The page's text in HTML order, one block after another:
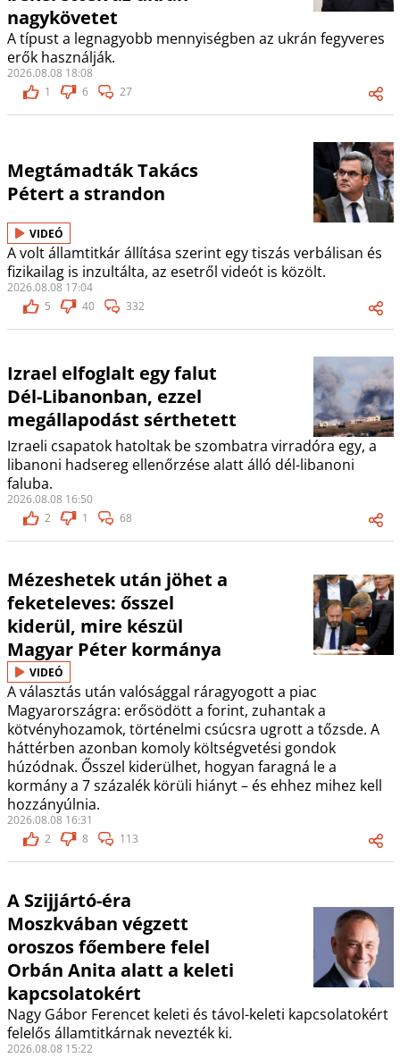
nagykövetet
A típust a legnagyobb mennyiségben az ukrán fegyveres
erők használják.
2026.08.08 18:08
1
6 27
Megtámadták Takács
Pétert a strandon
VIDEÓ
A volt államtitkár állítása szerint egy tiszás verbálisan és
fizikailag is inzultálta, az esetről videót is közölt.
2026.08.08 17:04
5
40 332
Izrael elfoglalt egy falut
Dél-Libanonban, ezzel
megállapodást sérthetett
Izraeli csapatok hatoltak be szombatra virradóra egy, a
libanoni hadsereg ellenőrzése alatt álló dél-libanoni
faluba.
2026.08.08 16:50
2
1 68
Mézeshetek után jöhet a
feketeleves: ősszel
kiderül, mire készül
Magyar Péter kormánya
VIDEÓ
A választás után valósággal ráragyogott a piac
Magyarországra: erősödött a forint, zuhantak a
kötvényhozamok, történelmi csúcsra ugrott a tőzsde. A
háttérben azonban komoly költségvetési gondok
húzódnak. Ősszel kiderülhet, hogyan faragná le a
kormány a 7 százalék körüli hiányt – és ehhez mihez kell
hozzányúlnia.
2026.08.08 16:31
2
8 113
A Szijjártó-éra
Moszkvában végzett
oroszos főembere felel
Orbán Anita alatt a keleti
kapcsolatokért
Nagy Gábor Ferencet keleti és távol-keleti kapcsolatokért
felelős államtitkárnak nevezték ki.
2026.08.08 15:22